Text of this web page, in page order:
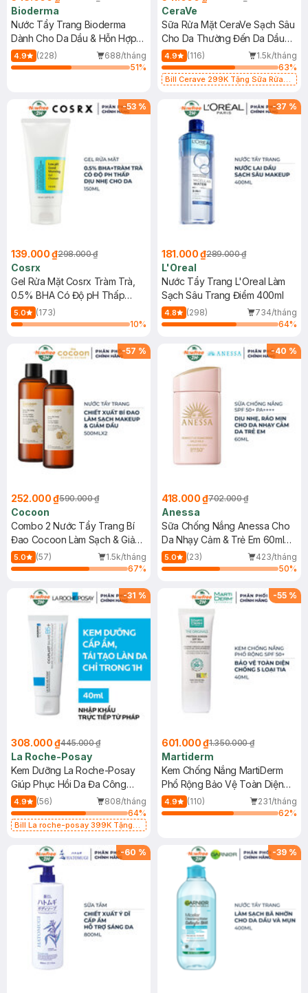
Bioderma
Nước Tẩy Trang Bioderma
Dành Cho Da Dầu & Hỗn Hợp
500ml
4.9 (228)
688/tháng
51%
CeraVe
Sữa Rửa Mặt CeraVe Sạch Sâu
Cho Da Thường Đến Da Dầu
473ml
4.9 (116)
1.5k/tháng
63%
Bill Cerave 299K Tặng Sữa Rửa
-53 %
139.000 ₫298.000 ₫
Cosrx
Gel Rửa Mặt Cosrx Tràm Trà,
0.5% BHA Có Độ pH Thấp
150ml
5.0
(173)
10%
-37 %
181.000 ₫289.000 ₫
L'Oreal
Nước Tẩy Trang L'Oreal Làm
Sạch Sâu Trang Điểm 400ml
4.8 (298)
734/tháng
64%
-57 %
252.000 ₫590.000 ₫
Cocoon
Combo 2 Nước Tẩy Trang Bí
Đao Cocoon Làm Sạch & Giảm
Dầu 500ml
5.0 (57)
1.5k/tháng
67%
-40 %
418.000 ₫702.000 ₫
Anessa
Sữa Chống Nắng Anessa Cho
Da Nhạy Cảm & Trẻ Em 60ml
(Mới)
5.0 (23)
423/tháng
50%
-31 %
308.000 ₫445.000 ₫
La Roche-Posay
Kem Dưỡng La Roche-Posay
Giúp Phục Hồi Da Đa Công
Dụng 40ml
4.9 (56)
808/tháng
64%
Bill La roche-posay 399K Tặng
(SL có hạn)
-55 %
601.000 ₫1.350.000 ₫
Martiderm
Kem Chống Nắng MartiDerm
Phổ Rộng Bảo Vệ Toàn Diện
40ml
4.9 (110)
231/tháng
62%
-60 % -39 %